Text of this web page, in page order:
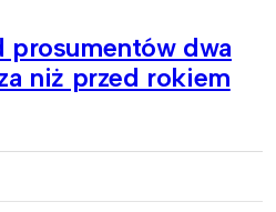
prosumentów dwa
niż przed rokiem